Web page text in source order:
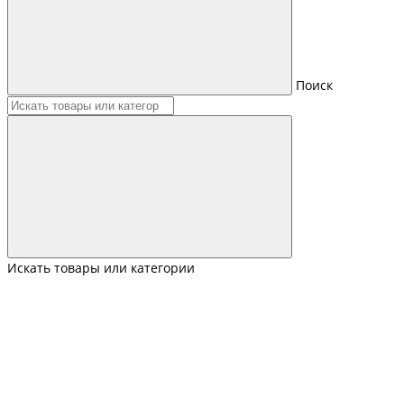
Поиск
Искать товары или категории